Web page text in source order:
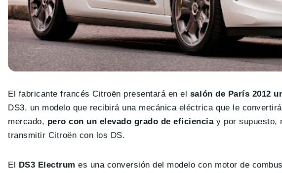
El fabricante francés Citroën presentará en el salón de París 2012
DS3, un modelo que recibirá una mecánica eléctrica que le
mercado, pero con un elevado grado de eficienciay por supuesto,
transmitir Citroën con los DS.
El DS3 Electrum es una conversión del modelo con motor de